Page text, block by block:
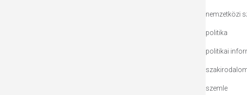
nemzetközi
politika
politikai
szemle